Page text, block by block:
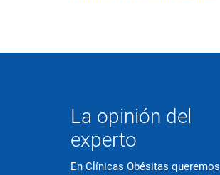
La opinión del
experto
En Clínicas Obésitas queremos